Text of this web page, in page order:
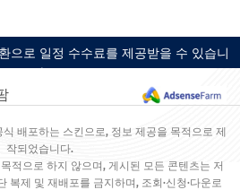
으로 일정 수수료를 제공받을 수 있습니
다.
배포하는 스킨으로, 정보 제공을 목적으로 제
작되었습니다.
적으로 하지 않으며, 게시된 모든 콘텐츠는 저
복제 및 재배포를 금지하며, 조회·신청·다운로